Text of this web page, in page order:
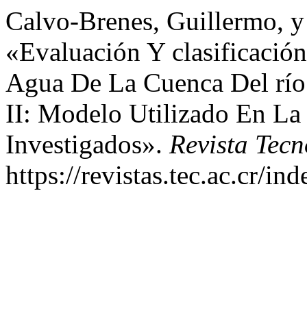
Calvo-Brenes, Guillermo,
«Evaluación Y
Agua De La Cuenca Del
II: Modelo Utilizado En La
Investigados». Revista
https://revistas.tec.ac.cr/